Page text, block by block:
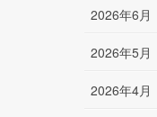
2026年6月
2026年5月
2026年4月